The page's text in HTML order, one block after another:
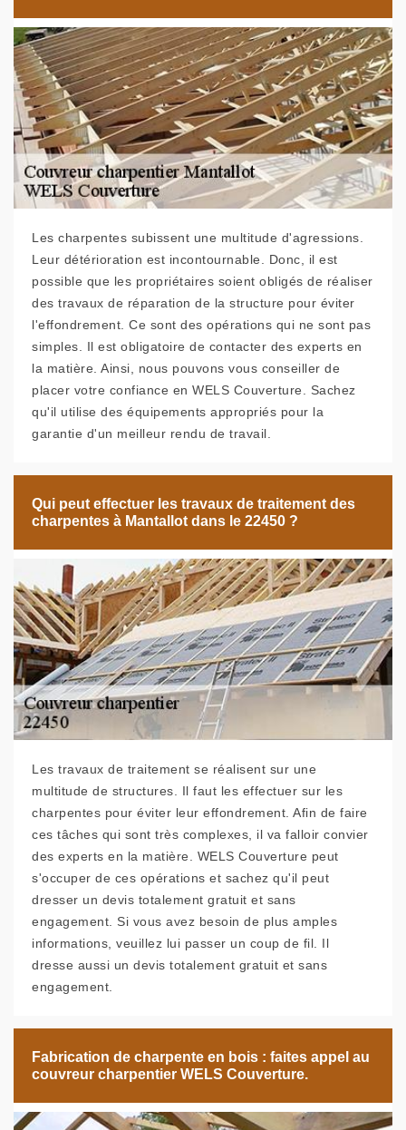
Les charpentes subissent une multitude d'agressions.
Leur détérioration est incontournable. Donc, il est
possible que les propriétaires soient obligés de réaliser
des travaux de réparation de la structure pour éviter
l'effondrement. Ce sont des opérations qui ne sont pas
simples. Il est obligatoire de contacter des experts en
la matière. Ainsi, nous pouvons vous conseiller de
placer votre confiance en WELS Couverture. Sachez
qu'il utilise des équipements appropriés pour la
garantie d'un meilleur rendu de travail.
Qui peut effectuer les travaux de traitement des
charpentes à Mantallot dans le 22450 ?
Les travaux de traitement se réalisent sur une
multitude de structures. Il faut les effectuer sur les
charpentes pour éviter leur effondrement. Afin de faire
ces tâches qui sont très complexes, il va falloir convier
des experts en la matière. WELS Couverture peut
s'occuper de ces opérations et sachez qu'il peut
dresser un devis totalement gratuit et sans
engagement. Si vous avez besoin de plus amples
informations, veuillez lui passer un coup de fil. Il
dresse aussi un devis totalement gratuit et sans
engagement.
Fabrication de charpente en bois : faites appel au
couvreur charpentier WELS Couverture.